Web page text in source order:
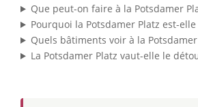
Que peut-on faire à la Potsdamer
Pourquoi la Potsdamer Platz est-
Quels bâtiments voir à la Potsdamer
La Potsdamer Platz vaut-elle le